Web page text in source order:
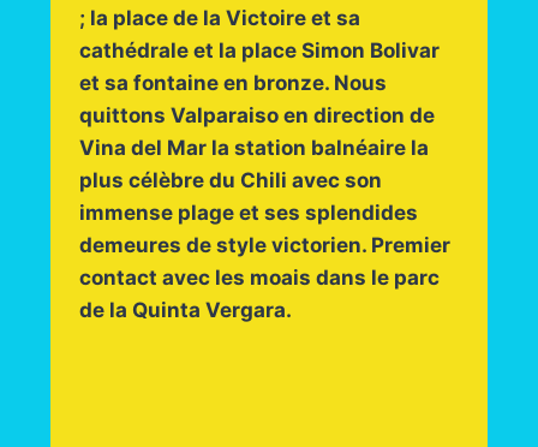
; la place de la Victoire et sa
cathédrale et la place Simon Bolivar
et sa fontaine en bronze. Nous
quittons Valparaiso en direction de
Vina del Mar la station balnéaire la
plus célèbre du Chili avec son
immense plage et ses splendides
demeures de style victorien. Premier
contact avec les moais dans le parc
de la Quinta Vergara.